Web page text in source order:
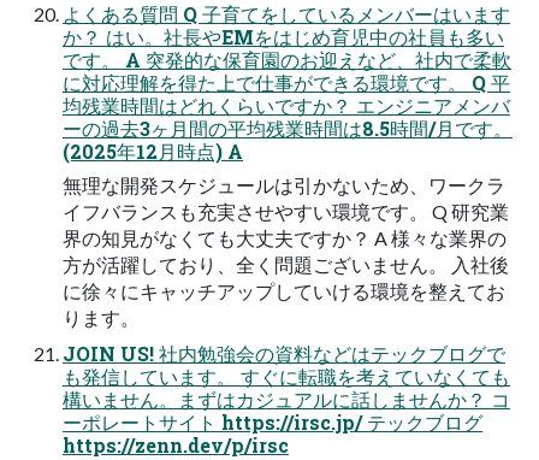
よくある質問 Q ⼦育てをしているメンバーはいます
か？ はい。社⻑やEMをはじめ育児中の社員も多い
です。 A 突発的な保育園のお迎えなど、社内で柔軟
に対応理解を得た上で仕事ができる環境です。 Q 平
均残業時間はどれくらいですか？ エンジニアメンバ
ーの過去3ヶ⽉間の平均残業時間は8.5時間/⽉です。
(2025年12⽉時点) A
無理な開発スケジュールは引かないため、ワークラ
イフバランスも充実させやすい環境です。 Q 研究業
界の知⾒がなくても⼤丈夫ですか？ A 様々な業界の
⽅が活躍しており、全く問題ございません。 ⼊社後
に徐々にキャッチアップしていける環境を整えてお
ります。
JOIN US! 社内勉強会の資料などはテックブログで
も発信しています。 すぐに転職を考えていなくても
構いません。まずはカジュアルに話しませんか？ コ
ーポレートサイト https://irsc.jp/ テックブログ
https://zenn.dev/p/irsc